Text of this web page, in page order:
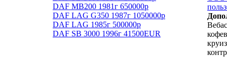
DAF MB200 1981г 650000р
DAF LAG G350 1987г 1050000р
DAF LAG 1985г 500000р
DAF SB 3000 1996г 41500EUR